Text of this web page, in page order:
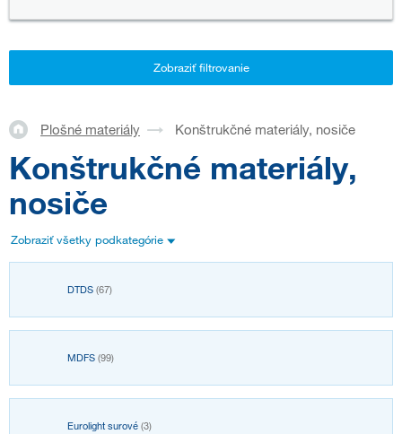
Zobraziť filtrovanie
Plošné materiály Konštrukčné materiály, nosiče
Konštrukčné materiály,
nosiče
Zobraziť všetky podkategórie
DTDS (67)
MDFS (99)
Eurolight surové (3)